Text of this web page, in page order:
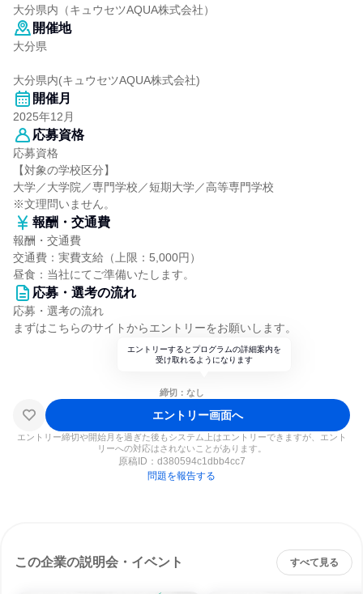
大分県内（キュウセツAQUA株式会社）
開催地
大分県
大分県内(キュウセツAQUA株式会社)
開催月
2025年12月
応募資格
応募資格
【対象の学校区分】
大学／大学院／専門学校／短期大学／高等専門学校
※文理問いません。
報酬・交通費
報酬・交通費
交通費：実費支給（上限：5,000円）
昼食：当社にてご準備いたします。
応募・選考の流れ
応募・選考の流れ
まずはこちらのサイトからエントリーをお願いします。
エントリーするとプログラムの詳細案内を
受け取れるようになります
締切：なし
エントリー画面へ
エントリー締切や開始月を過ぎた後もシステム上はエントリーできますが、エント
リーへの対応はされないことがあります。
原稿ID： d380594c1dbb4cc7
問題を報告する
この企業の説明会・イベント すべて見る